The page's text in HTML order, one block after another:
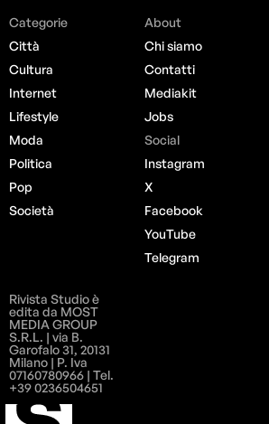
Categorie
Città
Cultura
Internet
Lifestyle
Moda
Politica
Pop
Società
About
Chi siamo
Contatti
Mediakit
Jobs
Social
Instagram
X
Facebook
YouTube
Telegram
Rivista Studio è
edita da MOST
MEDIA GROUP
S.R.L. | via B.
Garofalo 31, 20131
Milano | P. Iva
07160780966 | Tel.
+39 0236504651